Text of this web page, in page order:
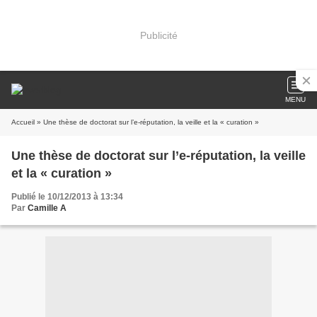
Publicité
MENU
Accueil » Une thèse de doctorat sur l’e-réputation, la veille et la « curation »
Une thèse de doctorat sur l’e-réputation, la veille
et la « curation »
Publié le 10/12/2013 à 13:34
Par Camille A